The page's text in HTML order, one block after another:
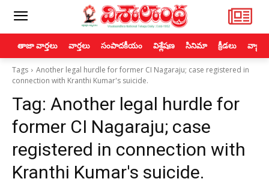
తాజా వార్తలు వార్తలు సంపాదకీయం విశ్లేషణ సినిమా క్రీడలు
Tags
Another legal hurdle for former CI Nagaraju; case registered in
connection with Kranthi Kumar's suicide.
Tag: Another legal hurdle for
former CI Nagaraju; case
registered in connection with
Kranthi Kumar's suicide.